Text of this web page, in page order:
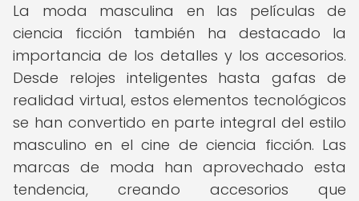
La moda masculina en las películas de
ciencia ficción también ha destacado la
importancia de los detalles y los accesorios.
Desde relojes inteligentes hasta gafas de
realidad virtual, estos elementos tecnológicos
se han convertido en parte integral del estilo
masculino en el cine de ciencia ficción. Las
marcas de moda han aprovechado esta
tendencia, creando accesorios que